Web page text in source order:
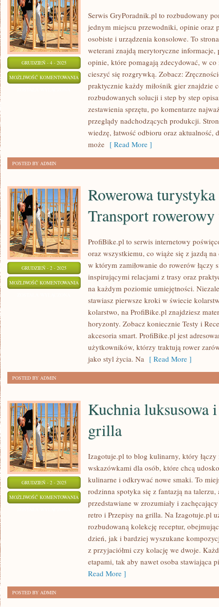
GRUDZIEŃ - 4 - 2025
MOŻLIWOŚĆ KOMENTOWANIA EARLY
ACCESS
Serwis GryPoradnik.pl to rozbudowany
jednym miejscu przewodniki, opinie oraz
osobiste i urządzenia konsolowe. To
weterani znajdą merytoryczne
opinie, które pomagają zdecydować, w
cieszyć się rozgrywką. Zobacz:
praktycznie każdy miłośnik gier znajdzie
rozbudowanych solucji i step by step
zestawienia sprzętu, po komentarze
przeglądy nadchodzących produkcji.
wiedzę, łatwość odbioru oraz
może [ Read More ]
POSTED BY ADMIN
GRUDZIEŃ - 2 - 2025
MOŻLIWOŚĆ KOMENTOWANIA ROWEROWA
Rowerowa
Transport
ProfiBike.pl to serwis internetowy
oraz wszystkiemu, co wiąże się z jazdą
w którym zamiłowanie do rowerów łączy
inspirującymi relacjami z trasy oraz
na każdym poziomie umiejętności.
stawiasz pierwsze kroki w świecie
kolarstwo, na ProfiBike.pl znajdziesz
horyzonty. Zobacz koniecznie Testy i
akcesoria smart. ProfiBike.pl jest
użytkowników, którzy traktują rower
jako styl życia. Na [ Read More ]
POSTED BY ADMIN
GRUDZIEŃ - 2 - 2025
MOŻLIWOŚĆ KOMENTOWANIA
LUKSUSOWA
Kuchnia luksusowa
grilla
Izagotuje.pl to blog kulinarny, który
wskazówkami dla osób, które chcą
kulinarne i odkrywać nowe smaki. To
rodzinna spotyka się z fantazją na talerzu,
przedstawiane w zrozumiały i
retro i Przepisy na grilla. Na Izagotuje.pl
rozbudowaną kolekcję receptur,
dzień, jak i bardziej wyszukane
z przyjaciółmi czy kolację we dwoje.
etapami, tak aby nawet osoba stawiająca
Read More ]
POSTED BY ADMIN